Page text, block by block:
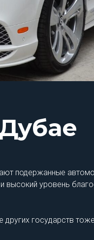
подержанные
уровень
государств